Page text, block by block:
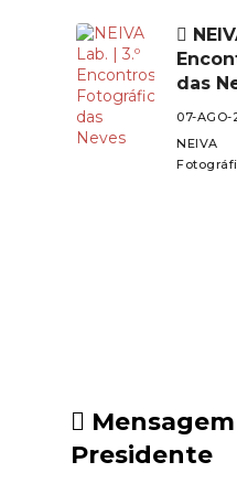
com a
encontro
das
07-
Presidente